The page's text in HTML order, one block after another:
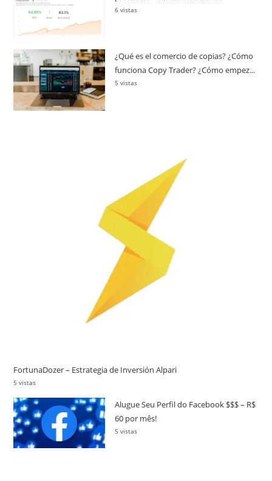
6 vistas
¿Qué es el comercio de copias? ¿Cómo
funciona Copy Trader? ¿Cómo empez...
5 vistas
FortunaDozer – Estrategia de Inversión Alpari
5 vistas
Alugue Seu Perfil do Facebook $$$ – R$
60 por mês!
5 vistas